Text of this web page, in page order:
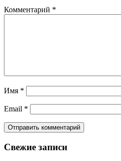
Комментарий *
Имя *
Email *
Свежие записи